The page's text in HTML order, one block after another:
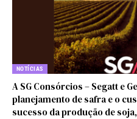
NOTÍCIAS
A SG Consórcios – Segatt e
planejamento de safra e o
sucesso da produção de